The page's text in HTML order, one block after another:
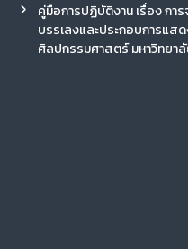
คู่มือการปฏิบัติงาน เรื่อง กา
บรรเลงและประกอบการแ
ศิลปกรรมศาสตร์ มหาวิทยา